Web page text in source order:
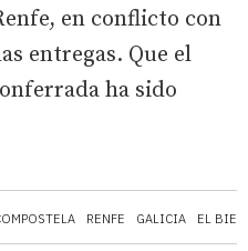
RENFE GALICIA EL
en conflicto con
entregas. Que el
ha sido